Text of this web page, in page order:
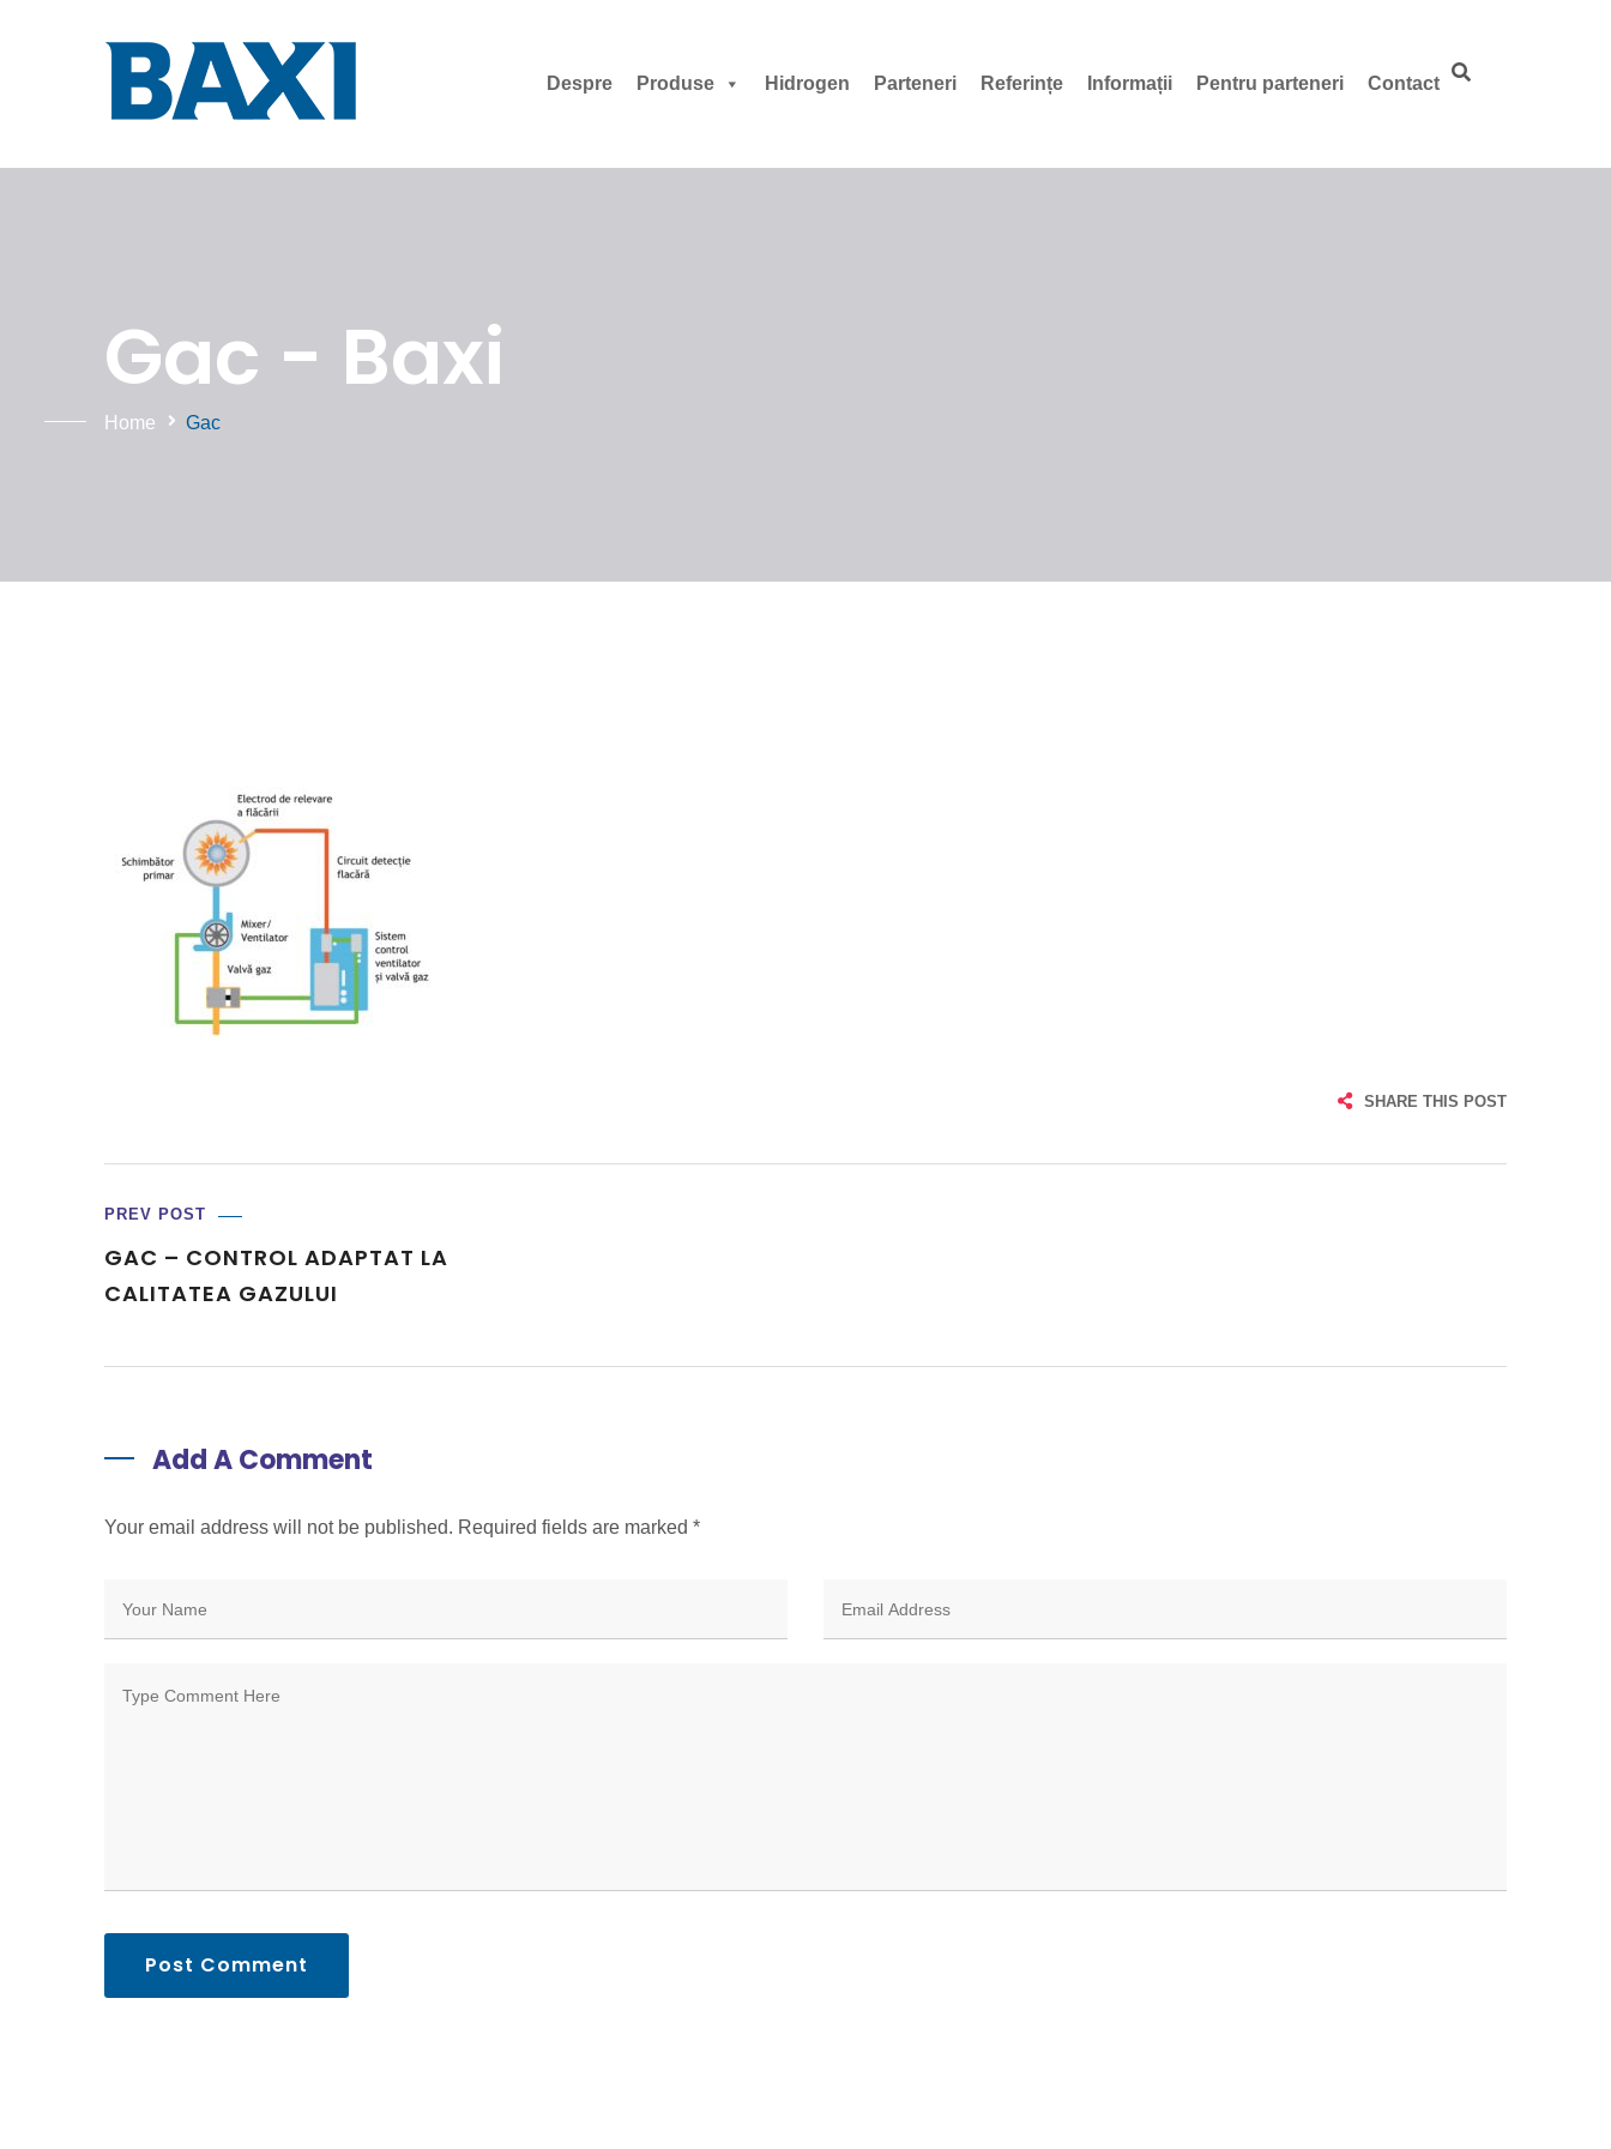
Despre Produse Hidrogen Parteneri Referințe Informații Pentru parteneri Contact
Gac - Baxi
Home Gac
SHARE THIS POST
PREV POST
GAC – CONTROL ADAPTAT LA
CALITATEA GAZULUI
Add A Comment
Your email address will not be published. Required fields are marked *
Post Comment